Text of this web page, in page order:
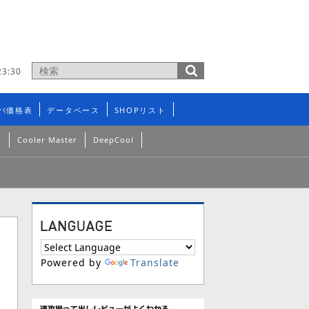
価格表 データベース SHOPリスト
Cooler Master DeepCool
Powered by Translate